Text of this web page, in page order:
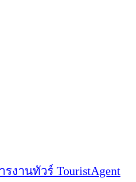
งานทัวร์ TouristAgent